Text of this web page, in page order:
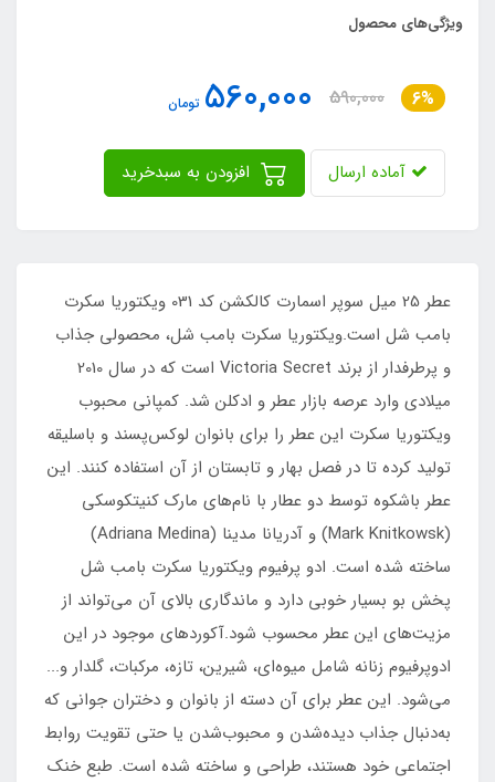
ویژگی‌های محصول
6%
590,000
560,000 تومان
آماده ارسال
عطر 25 میل سوپر اسمارت کالکشن کد 031 ویکتوریا سکرت
بامب شل است.ویکتوریا سکرت بامب شل، محصولی جذاب
و پرطرفدار از برند Victoria Secret است که در سال 2010
میلادی وارد عرصه بازار عطر و ادکلن شد. کمپانی محبوب
ویکتوریا سکرت این عطر را برای بانوان لوکس‌پسند و باسلیقه
تولید کرده تا در فصل بهار و تابستان از آن استفاده کنند. این
عطر باشکوه توسط دو عطار با نام‌های مارک کنیتکوسکی
(Mark Knitkowsk) و آدریانا مدینا (Adriana Medina)
ساخته شده است. ادو پرفیوم ویکتوریا سکرت بامب شل
پخش بو بسیار خوبی دارد و ماندگاری بالای آن می‌تواند از
مزیت‌های این عطر محسوب شود.آکوردهای موجود در این
ادوپرفیوم زنانه شامل میوه‌ای، شیرین، تازه، مرکبات، گلدار و...
می‌شود. این عطر برای آن دسته از بانوان و دختران جوانی که
به‌دنبال جذاب دیده‌شدن و محبوب‌شدن یا حتی تقویت روابط
اجتماعی خود هستند، طراحی و ساخته شده است. طبع خنک